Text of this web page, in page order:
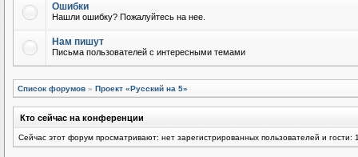
Ошибки
Нашли ошибку? Пожалуйтесь на нее.
Нам пишут
Письма пользователей с интересными темами
Список форумов » Проект «Русский на 5»
Кто сейчас на конференции
Сейчас этот форум просматривают: нет зарегистрированных пользователей и гости: